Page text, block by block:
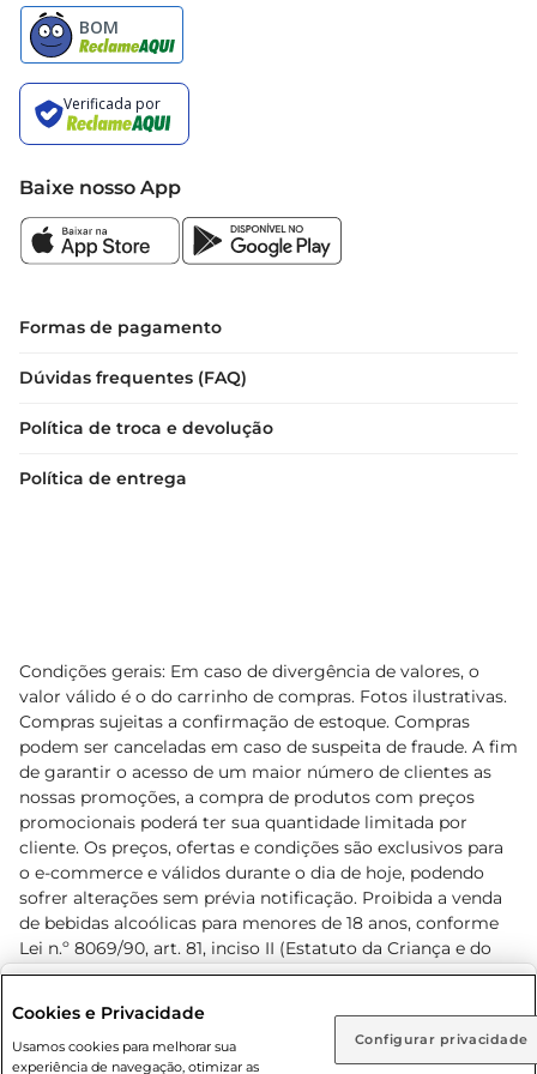
Rio de Janeiro (RJ) Goiás (GO)
Baixe nosso App
Formas de pagamento
Dúvidas frequentes (FAQ)
Política de troca e devolução
Política de entrega
Condições gerais: Em caso de divergência de valores, o
valor válido é o do carrinho de compras. Fotos ilustrativas.
Compras sujeitas a confirmação de estoque. Compras
podem ser canceladas em caso de suspeita de fraude. A fim
de garantir o acesso de um maior número de clientes as
nossas promoções, a compra de produtos com preços
promocionais poderá ter sua quantidade limitada por
cliente. Os preços, ofertas e condições são exclusivos para
o e-commerce e válidos durante o dia de hoje, podendo
sofrer alterações sem prévia notificação. Proibida a venda
de bebidas alcoólicas para menores de 18 anos, conforme
Lei n.º 8069/90, art. 81, inciso II (Estatuto da Criança e do
Adolescente). Preços e condições exclusivos para o
prévio. O valor mínimo para as compras on-line é de R$
80,00.
Cookies e Privacidade
Usamos cookies para melhorar sua
experiência de navegação, otimizar as
Configurar privacidade